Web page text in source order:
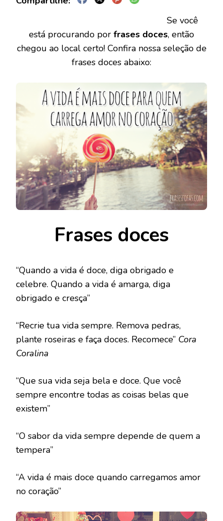
Se você
está procurando por frases doces, então
chegou ao local certo! Confira nossa seleção de
frases doces abaixo:
Frases doces
“Quando a vida é doce, diga obrigado e
celebre. Quando a vida é amarga, diga
obrigado e cresça”
“Recrie tua vida sempre. Remova pedras,
plante roseiras e faça doces. Recomece” Cora
Coralina
“Que sua vida seja bela e doce. Que você
sempre encontre todas as coisas belas que
existem”
“O sabor da vida sempre depende de quem a
tempera”
“A vida é mais doce quando carregamos amor
no coração”